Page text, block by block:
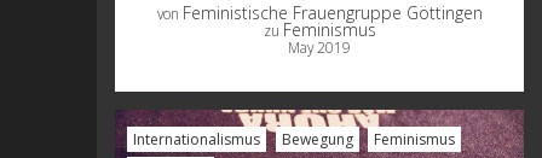
von Feministische Frauengruppe Göttingen
zu Feminismus
May 2019
Internationalismus Bewegung
Feminismus